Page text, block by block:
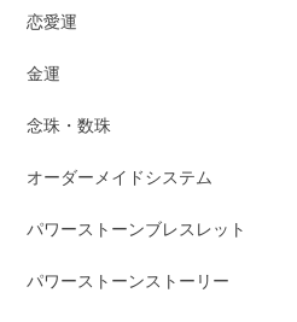
恋愛運
金運
念珠・数珠
オーダーメイドシステム
パワーストーンブレスレット
パワーストーンストーリー